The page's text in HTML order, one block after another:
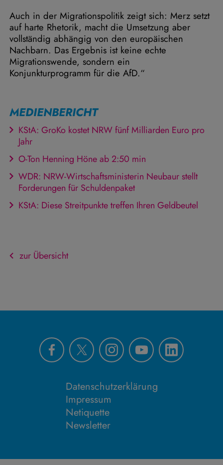
Auch in der Migrationspolitik zeigt sich: Merz setzt
auf harte Rhetorik, macht die Umsetzung aber
vollständig abhängig von den europäischen
Nachbarn. Das Ergebnis ist keine echte
Migrationswende, sondern ein
Konjunkturprogramm für die AfD.“
MEDIENBERICHT
KStA: GroKo kostet NRW fünf Milliarden Euro pro
Jahr
O-Ton Henning Höne ab 2:50 min
WDR: NRW-Wirtschaftsministerin Neubaur stellt
Forderungen für Schuldenpaket
KStA: Diese Streitpunkte treffen Ihren Geldbeutel
zur Übersicht
Datenschutzerklärung
Impressum
Netiquette
Newsletter